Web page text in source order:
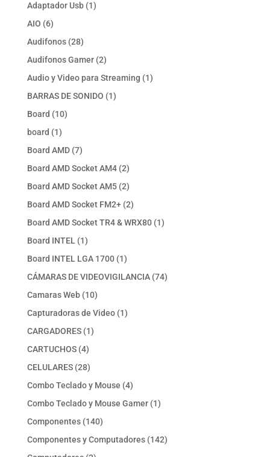
Adaptador Usb 11
AIO 66
productos
Audifonos 2828
productos
Audifonos Gamer 22
productos
Audio y Video para Streaming 11
BARRAS DE SONIDO 11
Board 1010
board 11
producto
Board AMD 77
productos
Board AMD Socket AM4 22
productos
Board AMD Socket AM5 22
productos
Board AMD Socket FM2+ 22
productos
Board AMD Socket TR4 & WRX80 11
Board INTEL 11
producto
Board INTEL LGA 1700 11
producto
CÁMARAS DE VIDEOVIGILANCIA 7474
Camaras Web 1010
productos
Capturadoras de Video 11
CARGADORES 11
CARTUCHOS 44
productos
CELULARES 2828
productos
Combo Teclado y Mouse 44
productos
Combo Teclado y Mouse Gamer 11
Componentes 140140
productos
Componentes y Computadores 142142